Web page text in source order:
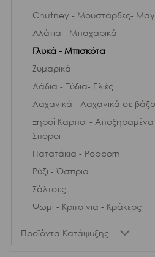
Chutney - Μουστάρδες-
Αλάτια - Μπαχαρικά
Γλυκά - Μπισκότα
Ζυμαρικά
Λάδια - Ξύδια- Ελιές
Λαχανικά - Λαχανικά σε βάζο
Ξηροί Καρποί -
Σπόροι
Πατατάκια - Popcorn
Ρύζι - Όσπρια
Σάλτσες
Ψωμί - Κριτσίνια - Κράκερς
Προϊόντα Κατάψυξης